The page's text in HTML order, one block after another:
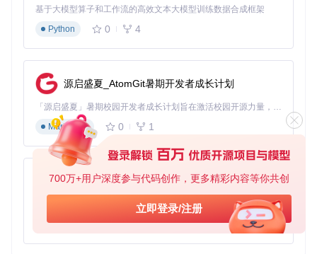
700万+用户深度参与代码创作，更多精彩内容等你共创
立即登录/注册
策略，在保证数据一致性的同时降低访问延迟。
3 操作指南：如何实施仿真资源的完整迁移？
实施仿真资源从本地到云端的迁移需要遵循标准化流程，包括
元数据配置、资源上传、状态验证等关键步骤。以下是经过实
践验证的完整操作指南。
3.1 元数据标准化方案
元数据是资源管理的基础，AlpaSim通过CSV文件实现资源信
息的标准化描述。核心元数据文件包括：
sim_scenes.csv - 场景构件元数据
元数据字段规范：
基于大模型算子和工作流的高效文本大模型训练数据合成框架
Python
0 4
源启盛夏_AtomGit暑期开发者成长计划
「源启盛夏」暑期校园开发者成长计划旨在激活校园开源力量，通过积分激励、认证扶持、资源倾斜等形式，引导高校组织和开发者完成「入驻 — 建项目 — 做贡献 — 获认证 — 得资源」的完整闭环。无论你是想带领社团入驻平台的组织者，还是希望用代码贡献证明自己的开发者，都能在这里找到属于你的成长路径。
Markdown
0 1
py-xiaozhi
基于Python的Xiaozhi AI，适用于想要完整Xiaozhi体验而无需拥有专用硬件的用户。
Python
0 1